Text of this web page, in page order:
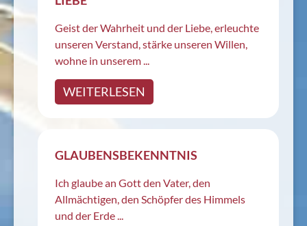
Geist der Wahrheit und der Liebe, erleuchte
unseren Verstand, stärke unseren Willen,
wohne in unserem ...
WEITERLESEN
GLAUBENSBEKENNTNIS
Ich glaube an Gott den Vater, den
Allmächtigen, den Schöpfer des Himmels
und der Erde ...